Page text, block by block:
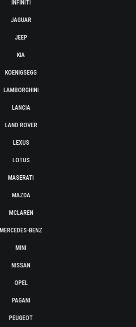
INFINITI
JAGUAR
JEEP
KIA
KOENIGSEGG
LAMBORGHINI
LANCIA
LAND ROVER
LEXUS
LOTUS
MASERATI
MAZDA
MCLAREN
MERCEDES-BENZ
MINI
NISSAN
OPEL
PAGANI
PEUGEOT